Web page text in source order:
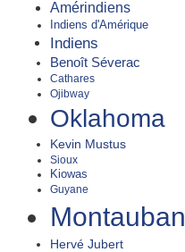
Amérindiens
Indiens d'Amérique
Indiens
Benoît Séverac
Cathares
Ojibway
Oklahoma
Kevin Mustus
Sioux
Kiowas
Guyane
Montauban
Hervé Jubert